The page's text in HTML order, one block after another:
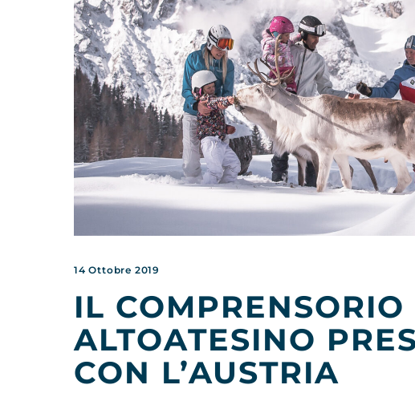
14 Ottobre 2019
IL COMPRENSORIO
ALTOATESINO
CON L’AUSTRIA